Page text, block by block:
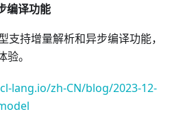
编译功能
支持增量解析和异步编译功能，
。
lang.io/zh-CN/blog/2023-12-